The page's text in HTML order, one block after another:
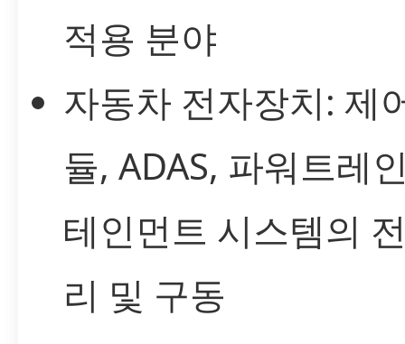
적용 분야
자동차 전자장치: 제
듈, ADAS, 파워트레
테인먼트 시스템의
리 및 구동